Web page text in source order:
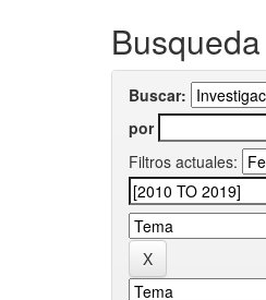
Busqueda
Buscar:
por
Filtros actuales: